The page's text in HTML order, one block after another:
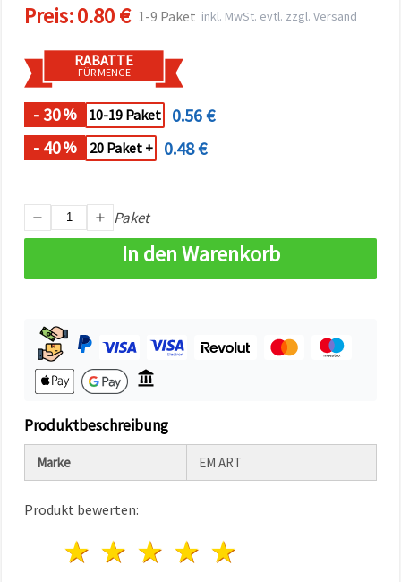
oder Ihre
Auswahl in
Einstellungen
individuell
festlegen.
Ihre
Einwilligung
können Sie
jederzeit
Datenschutzerklärung
Cookie-
Richtlinie
Cookie-
Einstellungen
Preis:0.80 € 1-9 Paket inkl. MwSt. evtl. zzgl. Versand
RABATTE
FÜR MENGE
- 30% 10-19 Paket
0.56 €
- 40% 20 Paket + 0.48 €
Paket
In den Warenkorb
Produktbeschreibung
Marke EM ART
Produkt bewerten:
4 Sterne
3 Sterne
2 Sterne
1 Stern